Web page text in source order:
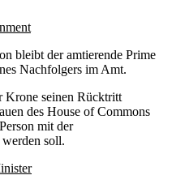
bleibt der amtierende Prime
Nachfolgers im Amt.
Krone seinen Rücktritt
des House of Commons
mit der
soll.